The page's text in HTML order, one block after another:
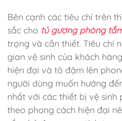
Bên cạnh các tiêu chí trên
sắc cho tủ gương phòng
trọng và cần thiết. Tiêu chí
gian vệ sinh của khách
hiện đại và tô đậm lên
người dùng muốn hướng
nhất với các thiết bị vệ sinh
theo phong cách hiện đại